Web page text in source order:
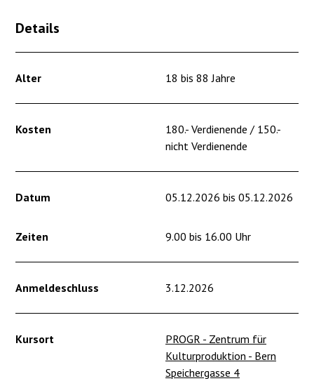
Details
Alter 18 bis 88 Jahre
Kosten
180.- Verdienende / 150.-
nicht Verdienende
Datum 05.12.2026 bis 05.12.2026
Zeiten 9.00 bis 16.00 Uhr
Anmeldeschluss 3.12.2026
Kursort
PROGR - Zentrum für
Kulturproduktion - Bern
Speichergasse 4